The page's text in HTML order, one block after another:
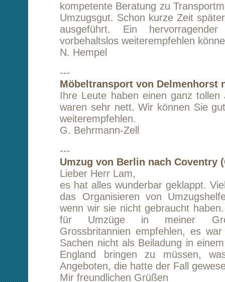
Transport von Leipzig nach Frankfurt am
Eine super schnelle Abwicklung,
hervorragende Kooperation. Abolut
Werde in Zukunft sicher noch weitere
Vielen Dank nochmal!
H. W.
Möbeltransport von L'Isle Sur
(Südfrankreich) nach Schaalby
Sehr geehrter Herr Lam,
die Möbel sind wohlbehalten angekommen.
mich für die unkomplizierte, schnelle Hilfe.
gute Entscheidung, mit Ihnen
Mit freundlichen Grüßen
A. D. K.
Transport von Berlin nach Karlsruhe
Vielen Dank für den netten Service.
preiswert und unkompliziert.
GENAU so sollte es sein. Danke, T. E.
Transport von Potsdam nach Burgdorf (bei
Bin mit dem Service und der Leistung sehr
Das Umzugsgut war pünktlich da.
H. E.